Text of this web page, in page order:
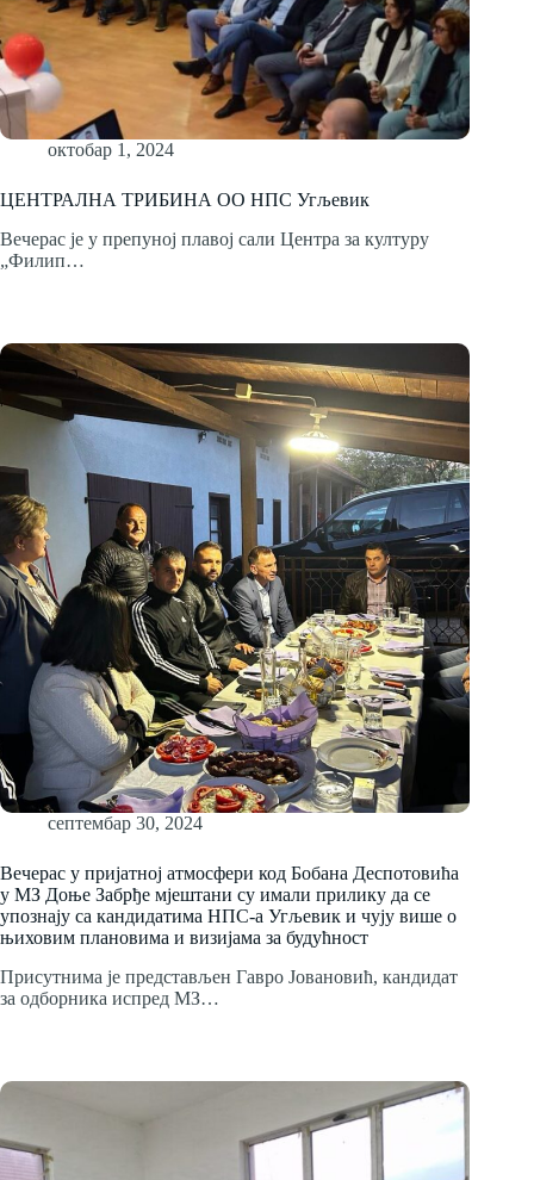
октобар 1, 2024
ЦЕНТРАЛНА ТРИБИНА ОО НПС Угљевик
Вечерас је у препуној плавој сали Центра за културу
„Филип…
септембар 30, 2024
Вечерас у пријатној атмосфери код Бобана Деспотовића
у МЗ Доње Забрђе мјештани су имали прилику да се
упознају са кандидатима НПС-а Угљевик и чују више о
њиховим плановима и визијама за будућност
Присутнима је представљен Гавро Јовановић, кандидат
за одборника испред МЗ…